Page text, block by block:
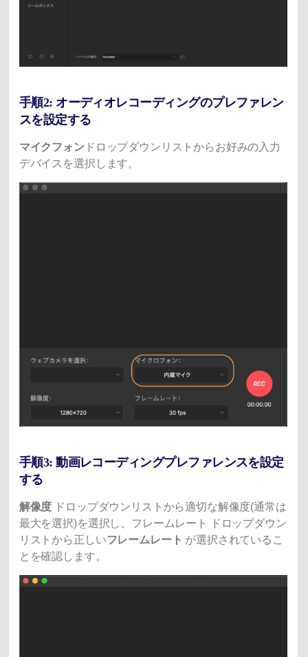
手順2: オーディオレコーディングのプレファレン
スを設定する
マイクフォン ドロップダウンリストからお好みの入力
デバイスを選択します。
手順3: 動画レコーディングプレファレンスを設定
する
解像度 ドロップダウンリストから適切な解像度(通常は
最大を選択)を選択し、フレームレート ドロップダウン
リストから正しいフレームレート が選択されているこ
とを確認します。